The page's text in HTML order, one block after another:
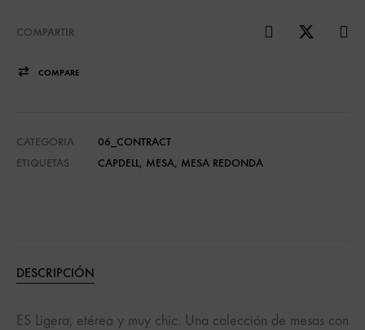
COMPARTIR
COMPARE
CATEGORIA
06_CONTRACT
ETIQUETAS
CAPDELL, MESA, MESA REDONDA
DESCRIPCIÓN
ES Ligera, etérea y muy chic. Una colección de mesas con